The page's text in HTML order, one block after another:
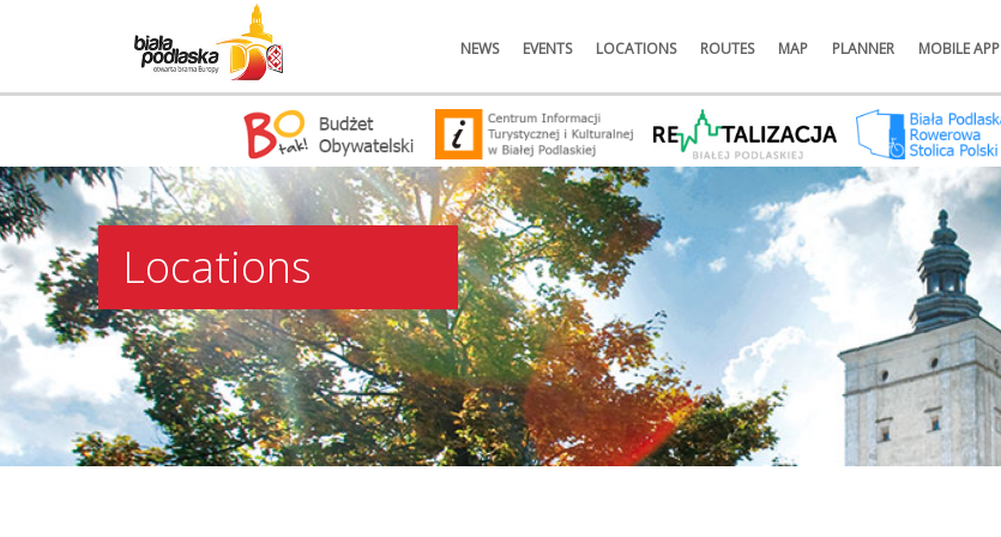
NEWS EVENTS LOCATIONS ROUTES MAP PLANNER MOBILE APP
Locations